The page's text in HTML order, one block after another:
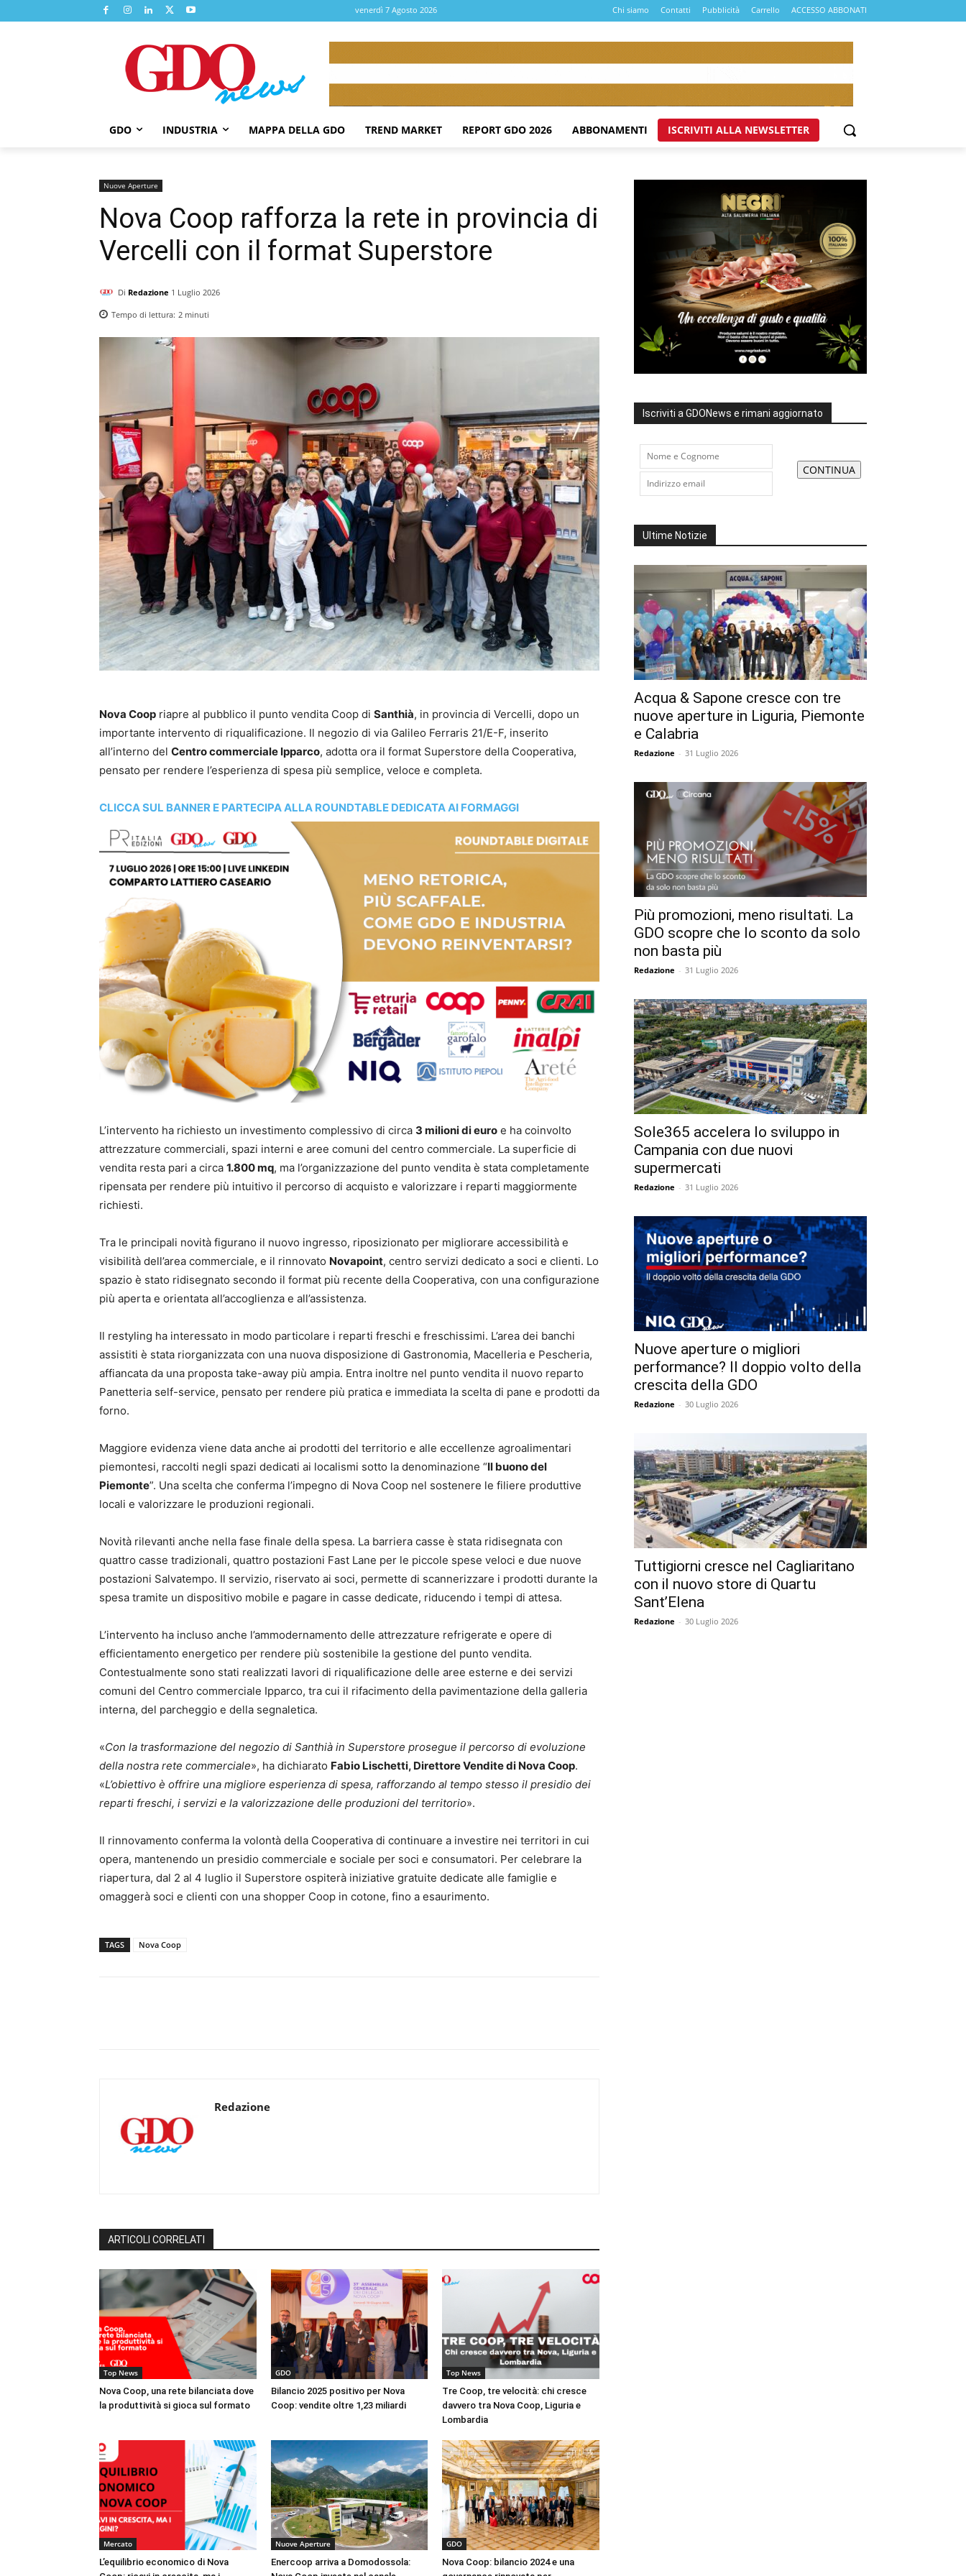
venerdì 7 Agosto 2026 Chi siamo Contatti Pubblicità Carrello ACCESSO ABBONATI
GDO INDUSTRIA MAPPA DELLA GDO TREND MARKET REPORT GDO 2026 ABBONAMENTI ISCRIVITI ALLA NEWSLETTER
Nuove Aperture
Nova Coop rafforza la rete in provincia di
Vercelli con il format Superstore
Di Redazione 1 Luglio 2026
Tempo di lettura: 2 minuti
Nova Coop riapre al pubblico il punto vendita Coop di Santhià, in provincia di Vercelli, dopo un
importante intervento di riqualificazione. Il negozio di via Galileo Ferraris 21/E-F, inserito
all’interno del Centro commerciale Ipparco, adotta ora il format Superstore della Cooperativa,
pensato per rendere l’esperienza di spesa più semplice, veloce e completa.
CLICCA SUL BANNER E PARTECIPA ALLA ROUNDTABLE DEDICATA AI FORMAGGI
L’intervento ha richiesto un investimento complessivo di circa 3 milioni di euro e ha coinvolto
attrezzature commerciali, spazi interni e aree comuni del centro commerciale. La superficie di
vendita resta pari a circa 1.800 mq, ma l’organizzazione del punto vendita è stata completamente
ripensata per rendere più intuitivo il percorso di acquisto e valorizzare i reparti maggiormente
richiesti.
Tra le principali novità figurano il nuovo ingresso, riposizionato per migliorare accessibilità e
visibilità dell’area commerciale, e il rinnovato Novapoint, centro servizi dedicato a soci e clienti. Lo
spazio è stato ridisegnato secondo il format più recente della Cooperativa, con una configurazione
più aperta e orientata all’accoglienza e all’assistenza.
Il restyling ha interessato in modo particolare i reparti freschi e freschissimi. L’area dei banchi
assistiti è stata riorganizzata con una nuova disposizione di Gastronomia, Macelleria e Pescheria,
affiancata da una proposta take-away più ampia. Entra inoltre nel punto vendita il nuovo reparto
Panetteria self-service, pensato per rendere più pratica e immediata la scelta di pane e prodotti da
forno.
Maggiore evidenza viene data anche ai prodotti del territorio e alle eccellenze agroalimentari
piemontesi, raccolti negli spazi dedicati ai localismi sotto la denominazione “Il buono del
Piemonte”. Una scelta che conferma l’impegno di Nova Coop nel sostenere le filiere produttive
locali e valorizzare le produzioni regionali.
Novità rilevanti anche nella fase finale della spesa. La barriera casse è stata ridisegnata con
quattro casse tradizionali, quattro postazioni Fast Lane per le piccole spese veloci e due nuove
postazioni Salvatempo. Il servizio, riservato ai soci, permette di scannerizzare i prodotti durante la
spesa tramite un dispositivo mobile e pagare in casse dedicate, riducendo i tempi di attesa.
L’intervento ha incluso anche l’ammodernamento delle attrezzature refrigerate e opere di
efficientamento energetico per rendere più sostenibile la gestione del punto vendita.
Contestualmente sono stati realizzati lavori di riqualificazione delle aree esterne e dei servizi
comuni del Centro commerciale Ipparco, tra cui il rifacimento della pavimentazione della galleria
interna, del parcheggio e della segnaletica.
«Con la trasformazione del negozio di Santhià in Superstore prosegue il percorso di evoluzione
della nostra rete commerciale», ha dichiarato Fabio Lischetti, Direttore Vendite di Nova Coop.
«L’obiettivo è offrire una migliore esperienza di spesa, rafforzando al tempo stesso il presidio dei
reparti freschi, i servizi e la valorizzazione delle produzioni del territorio».
Il rinnovamento conferma la volontà della Cooperativa di continuare a investire nei territori in cui
opera, mantenendo un presidio commerciale e sociale per soci e consumatori. Per celebrare la
riapertura, dal 2 al 4 luglio il Superstore ospiterà iniziative gratuite dedicate alle famiglie e
omaggerà soci e clienti con una shopper Coop in cotone, fino a esaurimento.
TAGS Nova Coop
Redazione
ARTICOLI CORRELATI
Top News
Nova Coop, una rete bilanciata dove
la produttività si gioca sul formato
GDO
Bilancio 2025 positivo per Nova
Coop: vendite oltre 1,23 miliardi
Top News
Tre Coop, tre velocità: chi cresce
davvero tra Nova Coop, Liguria e
Lombardia
Mercato
L’equilibrio economico di Nova
Nuove Aperture
Enercoop arriva a Domodossola:
GDO
Nova Coop: bilancio 2024 e una
Iscriviti a GDONews e rimani aggiornato
Ultime Notizie
Acqua & Sapone cresce con tre
nuove aperture in Liguria, Piemonte
e Calabria
Redazione - 31 Luglio 2026
Più promozioni, meno risultati. La
GDO scopre che lo sconto da solo
non basta più
Redazione - 31 Luglio 2026
Sole365 accelera lo sviluppo in
Campania con due nuovi
supermercati
Redazione - 31 Luglio 2026
Nuove aperture o migliori
performance? Il doppio volto della
crescita della GDO
Redazione - 30 Luglio 2026
Tuttigiorni cresce nel Cagliaritano
con il nuovo store di Quartu
Sant’Elena
Redazione - 30 Luglio 2026